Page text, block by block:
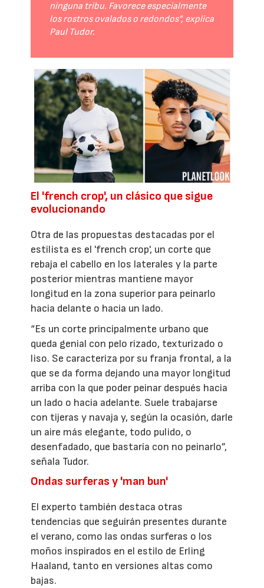
ninguna tribu. Favorece especialmente
los rostros ovalados o redondos”, explica
Paul Tudor.
El 'french crop', un clásico que sigue
evolucionando
Otra de las propuestas destacadas por el
estilista es el 'french crop', un corte que
rebaja el cabello en los laterales y la parte
posterior mientras mantiene mayor
longitud en la zona superior para peinarlo
hacia delante o hacia un lado.
“Es un corte principalmente urbano que
queda genial con pelo rizado, texturizado o
liso. Se caracteriza por su franja frontal, a la
que se da forma dejando una mayor longitud
arriba con la que poder peinar después hacia
un lado o hacia adelante. Suele trabajarse
con tijeras y navaja y, según la ocasión, darle
un aire más elegante, todo pulido, o
desenfadado, que bastaría con no peinarlo”,
señala Tudor.
Ondas surferas y 'man bun'
El experto también destaca otras
tendencias que seguirán presentes durante
el verano, como las ondas surferas o los
moños inspirados en el estilo de Erling
Haaland, tanto en versiones altas como
bajas.